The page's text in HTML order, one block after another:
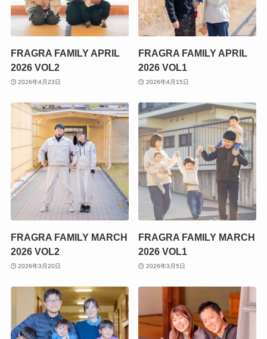
FRAGRA FAMILY APRIL
2026 VOL2
2026年4月23日
FRAGRA FAMILY APRIL
2026 VOL1
2026年4月15日
FRAGRA FAMILY MARCH
2026 VOL2
2026年3月20日
FRAGRA FAMILY MARCH
2026 VOL1
2026年3月5日